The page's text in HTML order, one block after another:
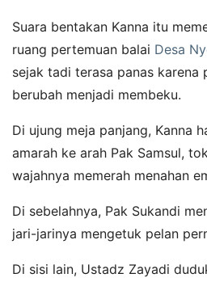
Suara bentakan Kanna itu
ruang pertemuan balai Desa
sejak tadi terasa panas karena
berubah menjadi membeku.
Di ujung meja panjang, Kanna
amarah ke arah Pak Samsul,
wajahnya memerah menahan
Di sebelahnya, Pak Sukandi
jari-jarinya mengetuk pelan
Di sisi lain, Ustadz Zayadi